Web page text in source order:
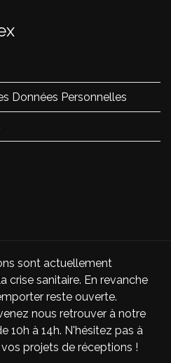
Données Personnelles
sont actuellement
crise sanitaire. En revanche
reste ouverte.
nous retrouver à notre
10h à 14h. N'hésitez pas à
projets de réceptions !